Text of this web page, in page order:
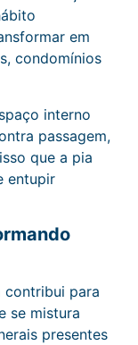
em
condomínios
interno
passagem,
que a pia
entupir
contribui para
se mistura
presentes